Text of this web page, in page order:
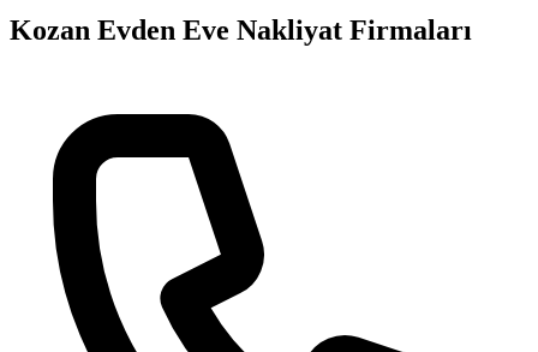
Kozan Evden Eve Nakliyat Firmaları